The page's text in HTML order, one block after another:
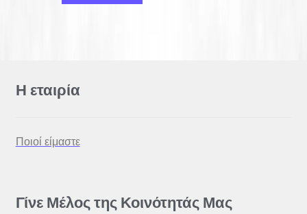
Η εταιρία
Ποιοί είμαστε
Γίνε Μέλος της Κοινότητάς Μας